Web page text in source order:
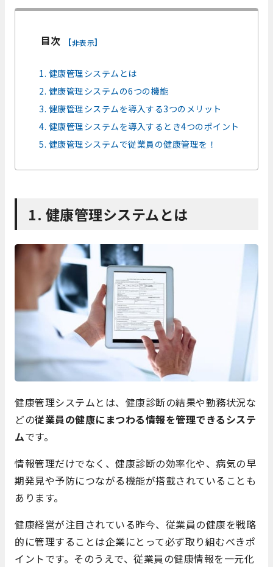
目次 [非表示]
1. 健康管理システムとは
2. 健康管理システムの6つの機能
3. 健康管理システムを導入する3つのメリット
4. 健康管理システムを導入するとき4つのポイント
5. 健康管理システムで従業員の健康管理を！
1. 健康管理システムとは
健康管理システムとは、健康診断の結果や勤務状況な
どの従業員の健康にまつわる情報を管理できるシステ
ムです。
情報管理だけでなく、健康診断の効率化や、病気の早
期発見や予防につながる機能が搭載されていることも
あります。
健康経営が注目されている昨今、従業員の健康を戦略
的に管理することは企業にとって必ず取り組むべきポ
イントです。そのうえで、従業員の健康情報を一元化